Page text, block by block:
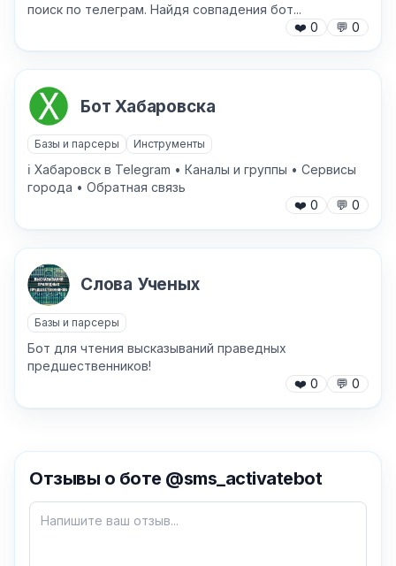
Как добавить бота?
поиск по телеграм. Найдя совпадения бот...
❤️ 0 💬 0
Бот Хабаровска
Базы и парсеры Инструменты
ℹ️ Хабаровск в Telegram • Каналы и группы • Сервисы
города • Обратная связь
❤️ 0 💬 0
Слова Ученых
Базы и парсеры
Бот для чтения высказываний праведных
предшественников!
❤️ 0 💬 0
Отзывы о боте @sms_activatebot